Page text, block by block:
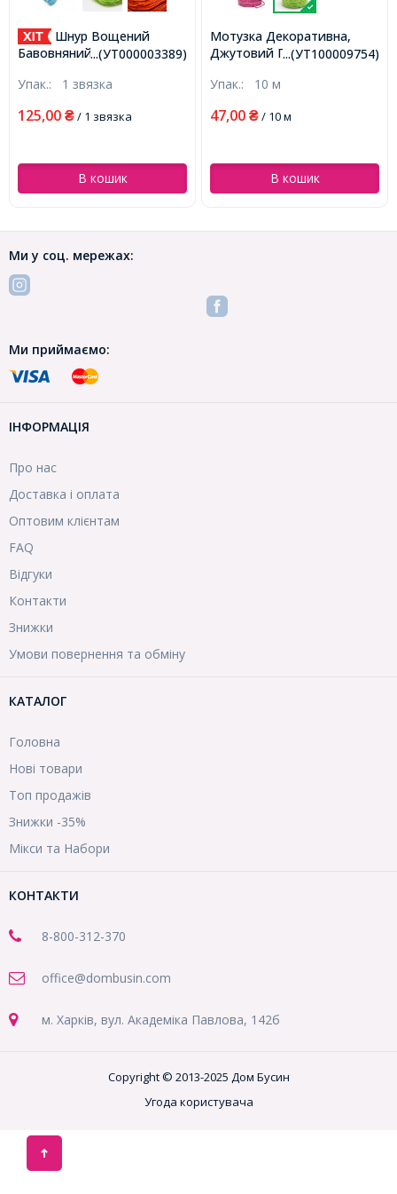
...(УТ000003389)
Шнур Вощений
Бавовняний для плетіння,
Білий, 1мм, близько 60-
Упак.: 1 звязка
125,00 ₴/ 1 звязка
В кошик
...(УТ100009754)
Мотузка Декоративна,
Джутовий Прядив'яний
Розмір: 2мм, (УТ100009754)
Упак.: 10 м
47,00 ₴/ 10 м
В кошик
Ми у соц. мережах:
Ми приймаємо:
ІНФОРМАЦІЯ
Про нас
Доставка і оплата
Оптовим клієнтам
FAQ
Відгуки
Контакти
Знижки
Умови повернення та обміну
КАТАЛОГ
Головна
Нові товари
Топ продажів
Знижки -35%
Мікси та Набори
КОНТАКТИ
8-800-312-370
office@dombusin.com
м. Харків, вул. Академіка Павлова, 142б
Copyright © 2013-2025 Дом Бусин
Угода користувача